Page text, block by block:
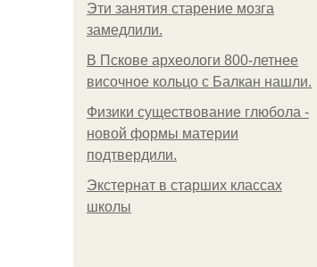
Эти занятия старение мозга
замедлили.
В Пскове археологи 800-летнее
височное кольцо с Балкан нашли.
Физики существование глюбола -
новой формы материи
подтвердили.
Экстернат в старших классах
школы